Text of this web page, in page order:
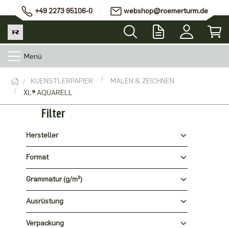
+49 2273 95106-0 webshop@roemerturm.de
Menü
KUENSTLERPAPIER
MALEN & ZEICHNEN
XL® AQUARELL
Filter
Hersteller
Format
Grammatur (g/m²)
Ausrüstung
Verpackung